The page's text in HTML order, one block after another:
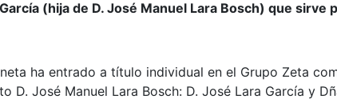
(hija de D. José Manuel Lara Bosch) que
ha entrado a título individual en el Grupo Zeta
D. José Manuel Lara Bosch: D. José Lara García y